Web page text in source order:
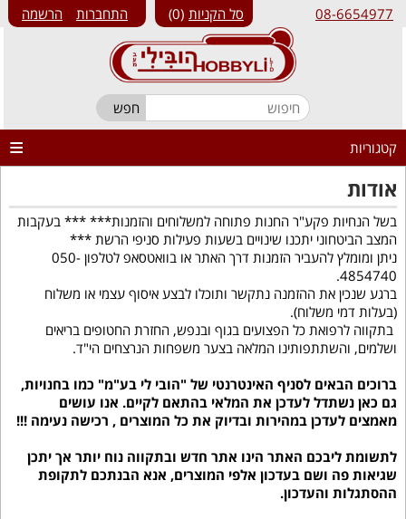
התחברות הרשמה סל הקניות 0 08-6654977
קטגוריות
אודות
בשל הנחיות פקע"ר החנות פתוחה למשלוחים והזמנות*** *** בעקבות
המצב הביטחוני יתכנו שינויים בשעות פעילות סניפי הרשת ***
ניתן ומומלץ להעביר הזמנות דרך האתר או בוואטסאפ לטלפון 050-
4854740.
ברגע שנכין את ההזמנה נתקשר ותוכלו לבצע איסוף עצמי או משלוח
(בעלות דמי משלוח).
בתקווה לרפואת כל הפצועים בגוף ובנפש, החזרת החטופים בריאים
ושלמים, והשתתפותינו המלאה בצער משפחות הנרצחים הי"ד.
ברוכים הבאים לסניף האינטרנטי של "הובי לי בע"מ" כמו בחנויות,
גם כאן נשתדל לעדכן את המלאי בהתאם לקיים. אנו עושים
מאמצים לעדכן במהירות ובדיוק את כל המוצרים , רכישה נעימה !!!
לתשומת ליבכם האתר הינו אתר חדש ובתקווה נוח יותר אך יתכן
שגיאות פה ושם בעדכון אלפי המוצרים, אנא הבנתכם לתקופת
ההסתגלות והעדכון.